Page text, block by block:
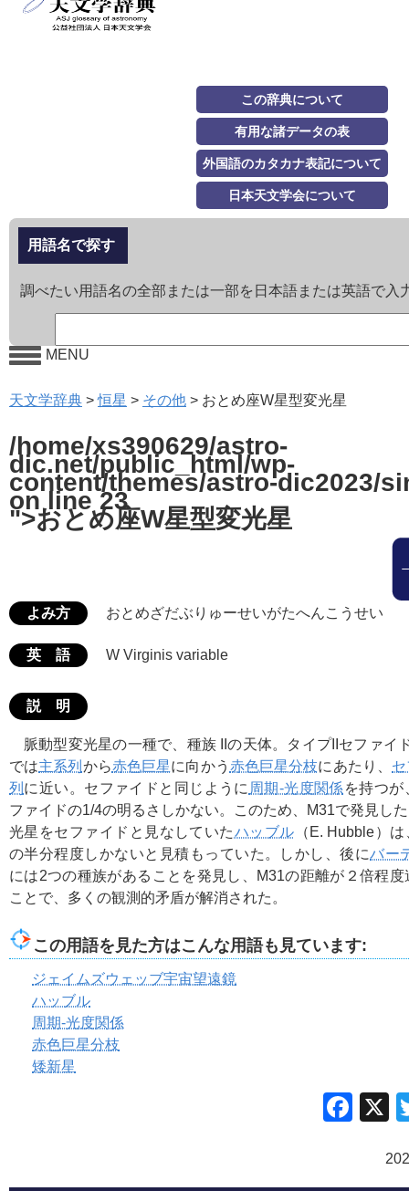
この辞典について
有用な諸データの表
外国語のカタカナ表記について
日本天文学会について
用語名で探す
調べたい用語名の全部または一部を日本語または英語で入
MENU
天文学辞典 >恒星 > その他 > おとめ座W星型変光星
/home/xs390629/astro-
dic.net/public_html/wp-
content/themes/astro-dic2023/
on line 23
">おとめ座W星型変光星
よみ方 おとめざだぶりゅーせいがたへんこうせい
英 語 W Virginis variable
説 明
脈動型変光星の一種で、種族 IIの天体。タイプIIセファイ
では主系列 から赤色巨星に向かう 赤色巨星分枝にあたり、
列 に近い。セファイドと同じように 周期-光度関係を持つが
ファイドの1/4の明るさしかない。このため、M31で発見し
光星をセファイドと見なしていたハッブル （E. Hubble）
の半分程度しかないと見積もっていた。しかし、後にバー
には2つの種族があることを発見し、M31の距離が２倍程
ことで、多くの観測的矛盾が解消された。
この用語を見た方はこんな用語も見ています:
ジェイムズウェッブ宇宙望遠鏡
ハッブル
周期-光度関係
赤色巨星分枝
矮新星